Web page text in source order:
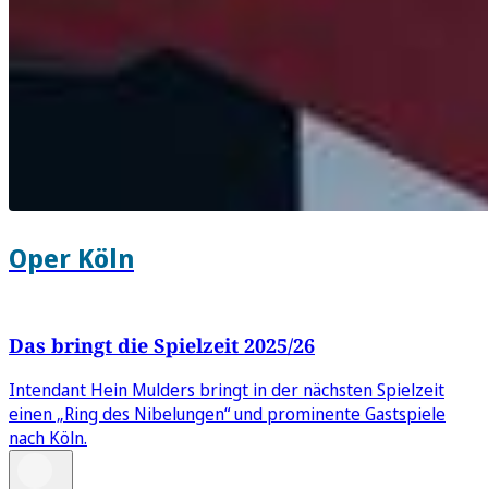
Oper Köln
Das bringt die Spielzeit 2025/26
Intendant Hein Mulders bringt in der nächsten Spielzeit
einen „Ring des Nibelungen“ und prominente Gastspiele
nach Köln.